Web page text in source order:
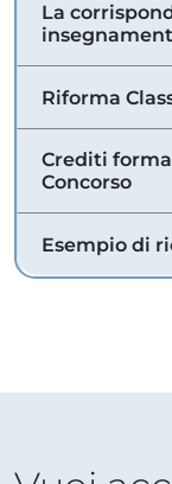
La
Riforma
Crediti
Concorso
Esempio di